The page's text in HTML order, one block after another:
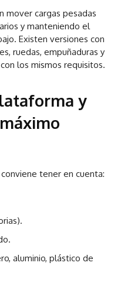
mover cargas pesadas
y manteniendo el
Existen versiones con
ruedas, empuñaduras y
los mismos requisitos.
y
tener en cuenta:
aluminio, plástico de